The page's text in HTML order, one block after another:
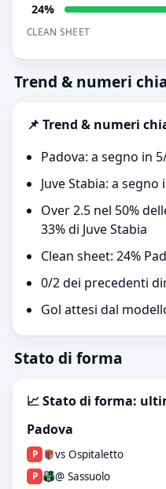
24%
CLEAN SHEET
Trend & numeri
📌 Trend & numeri
Padova: a segno in
Juve Stabia: a
Over 2.5 nel 50%
33% di Juve Stabia
Clean sheet: 24%
0/2 dei precedenti
Gol attesi dal
Stato di forma
📈 Stato di forma:
Padova
P vs Ospitaletto
P @ Sassuolo